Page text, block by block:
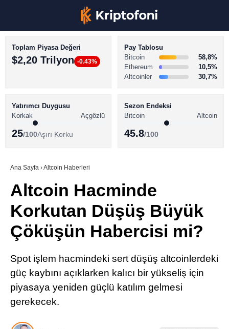
Youtube
TikTok
LinkedIn
BİTCOİN HABERLERİ
ALTCOİN HABERLERİ
SÖZLÜK
Toplam Piyasa Değeri
$2,20 Trilyon -0.43%
Pay Tablosu
Bitcoin
58,8%
Ethereum
10,5%
Altcoinler
30,7%
Yatırımcı Duygusu
Korkak
Açgözlü
25/100Aşırı Korku
Sezon Endeksi
Bitcoin
Altcoin
45.8/100
Ana Sayfa ›Altcoin Haberleri
Altcoin Hacminde
Korkutan Düşüş Büyük
Çöküşün Habercisi mi?
Spot işlem hacmindeki sert düşüş altcoinlerdeki
güç kaybını açıklarken kalıcı bir yükseliş için
piyasaya yeniden güçlü katılım gelmesi
gerekecek.